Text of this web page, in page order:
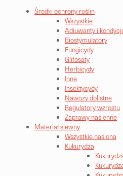
Środki ochrony roślin
Wszystkie
Adiuwanty i
Biostymulatory
Fungicydy
Glifosaty
Herbicydy
Inne
Insektycydy
Nawozy dolistne
Regulatory wzrostu
Zaprawy nasienne
Materiał siewny
Wszystkie nasiona
Kukurydza